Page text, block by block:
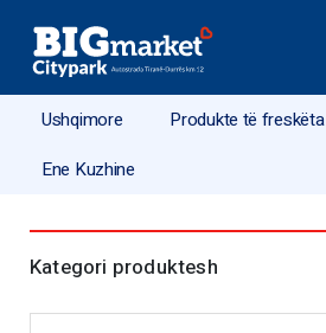
Ushqimore Produkte të freskëta
Ene Kuzhine
Kategori produktesh